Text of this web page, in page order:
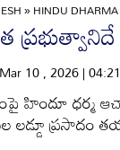
»HINDU
ప్రభుత్వానిదే
10 , 2026 |
హిందూ ధర్మ
లడ్డూ